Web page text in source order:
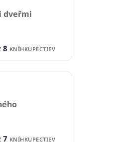
dveřmi
8 KNÍHKUPECTIEV
7 KNÍHKUPECTIEV